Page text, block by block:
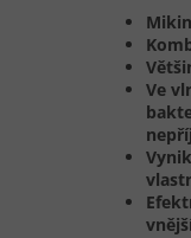
Ve